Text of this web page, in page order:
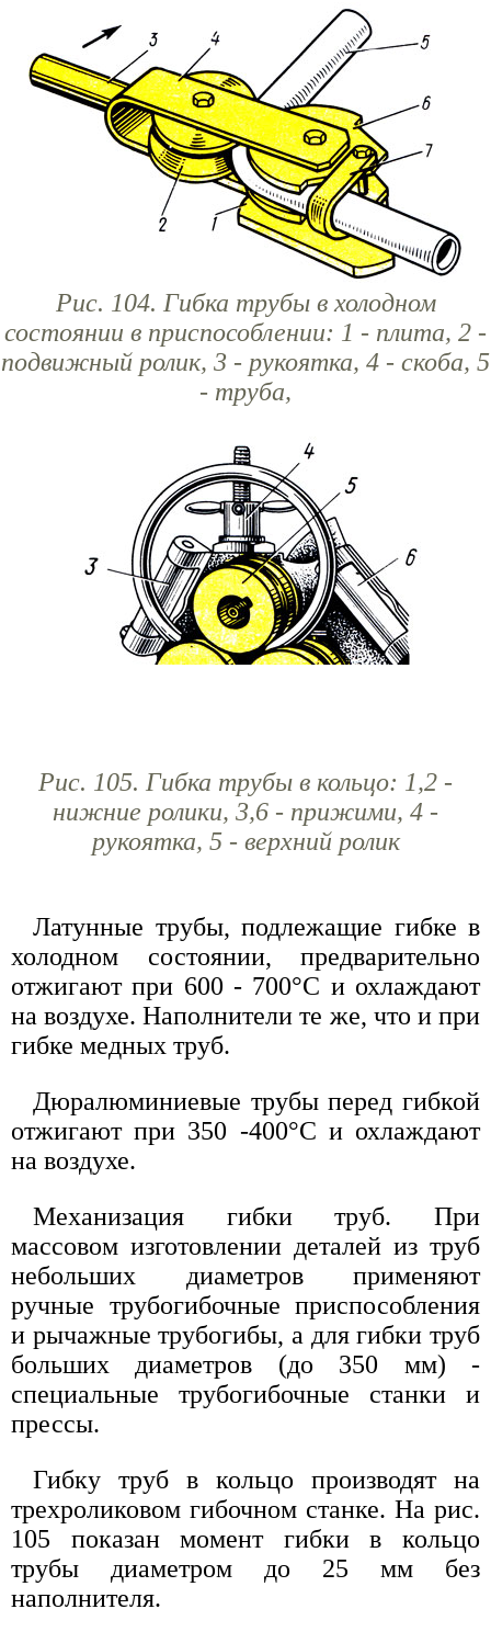
Рис. 104. Гибка трубы в холодном
состоянии в приспособлении: 1 - плита, 2 -
подвижный ролик, 3 - рукоятка, 4 - скоба, 5
- труба,
Рис. 105. Гибка трубы в кольцо: 1,2 -
нижние ролики, 3,6 - прижими, 4 -
рукоятка, 5 - верхний ролик
Латунные трубы, подлежащие гибке в
холодном состоянии, предварительно
отжигают при 600 - 700°С и охлаждают
на воздухе. Наполнители те же, что и при
гибке медных труб.
Дюралюминиевые трубы перед гибкой
отжигают при 350 -400°С и охлаждают
на воздухе.
Механизация гибки труб. При
массовом изготовлении деталей из труб
небольших диаметров применяют
ручные трубогибочные приспособления
и рычажные трубогибы, а для гибки труб
больших диаметров (до 350 мм) -
специальные трубогибочные станки и
прессы.
Гибку труб в кольцо производят на
трехроликовом гибочном станке. На рис.
105 показан момент гибки в кольцо
трубы диаметром до 25 мм без
наполнителя.